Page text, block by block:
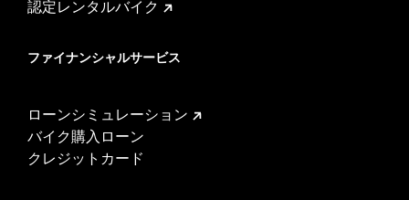
認定レンタルバイク
ファイナンシャルサービス
ローンシミュレーション
バイク購入ローン
クレジットカード